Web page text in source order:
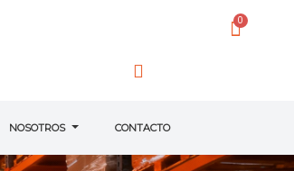
NOSOTROS CONTACTO